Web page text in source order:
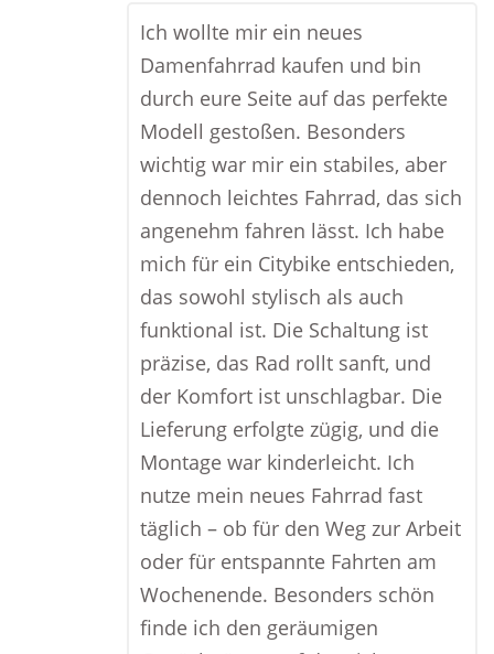
Ich wollte mir ein neues
Damenfahrrad kaufen und bin
durch eure Seite auf das perfekte
Modell gestoßen. Besonders
wichtig war mir ein stabiles, aber
dennoch leichtes Fahrrad, das sich
angenehm fahren lässt. Ich habe
mich für ein Citybike entschieden,
das sowohl stylisch als auch
funktional ist. Die Schaltung ist
präzise, das Rad rollt sanft, und
der Komfort ist unschlagbar. Die
Lieferung erfolgte zügig, und die
Montage war kinderleicht. Ich
nutze mein neues Fahrrad fast
täglich – ob für den Weg zur Arbeit
oder für entspannte Fahrten am
Wochenende. Besonders schön
finde ich den geräumigen